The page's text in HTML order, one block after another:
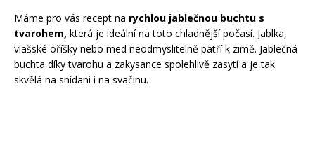
Máme pro vás recept na rychlou jablečnou buchtu s
tvarohem, která je ideální na toto chladnější počasí. Jablka,
vlašské oříšky nebo med neodmyslitelně patří k zimě. Jablečná
buchta díky tvarohu a zakysance spolehlivě zasytí a je tak
skvělá na snídani i na svačinu.